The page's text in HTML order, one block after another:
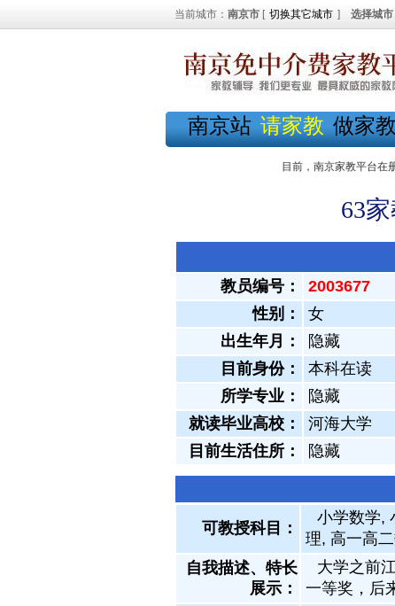
当前城市： 南京市 [ 切换其它城市 ] 选择城市
南京站 请家教 做家教
目前，南京家教平台在
63
教员编号： 2003677
性别：
女
出生年月：
隐藏
目前身份： 本科在读
所学专业：
隐藏
就读毕业高校：
河海大学
目前生活住所：
隐藏
可教授科目：
小学数学,
理, 高一高
自我描述、特长
展示 ：
大学之前
一等奖，后